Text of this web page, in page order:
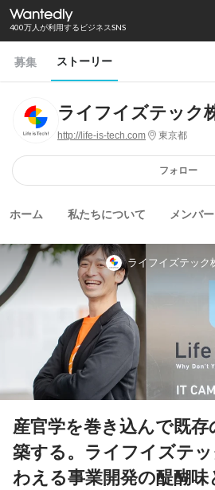
400万人が利用するビジネスSNS
募集 ストーリー
ライフイズテック
http://life-is-tech.com 東京都
フォロー
ホーム 私たちについて メンバー
ライフイズテック
産官学を巻き込んで既
築する。ライフイズテ
わえる事業開発の醍醐味